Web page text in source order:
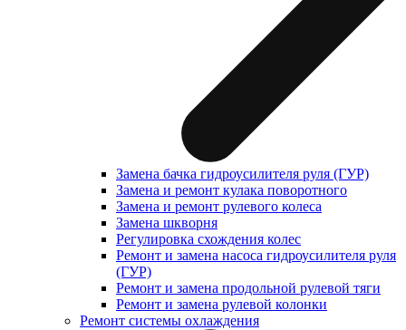
Замена бачка гидроусилителя руля (ГУР)
Замена и ремонт кулака поворотного
Замена и ремонт рулевого колеса
Замена шкворня
Регулировка схождения колес
Ремонт и замена насоса гидроусилителя руля
(ГУР)
Ремонт и замена продольной рулевой тяги
Ремонт и замена рулевой колонки
Ремонт системы охлаждения